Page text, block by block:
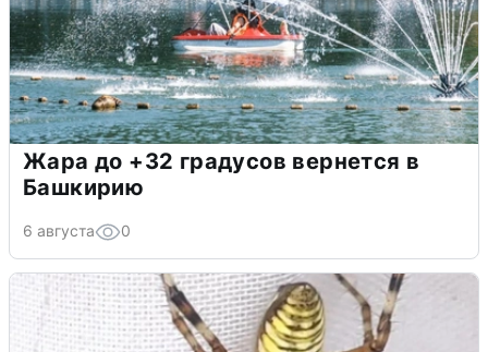
Жара до +32 градусов вернется в
Башкирию
6 августа 0